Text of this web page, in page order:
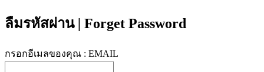
ลืมรหัสผ่าน | Forget Password
กรอกอีเมลของคุณ : EMAIL